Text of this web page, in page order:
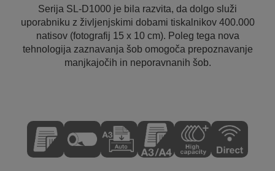
Serija SL-D1000 je bila razvita, da dolgo služi
uporabniku z življenjskimi dobami tiskalnikov 400.000
natisov (fotografij 15 x 10 cm). Poleg tega nova
tehnologija zaznavanja šob omogoča prepoznavanje
manjkajočih in neporavnanih šob.